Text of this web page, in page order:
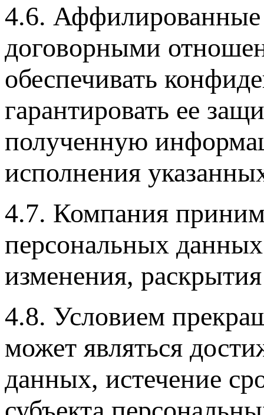
4.6. Аффилированные
договорными
обеспечивать
гарантировать ее
полученную
исполнения
4.7. Компания
персональных
изменения,
4.8. Условием
может являться
данных, истечение